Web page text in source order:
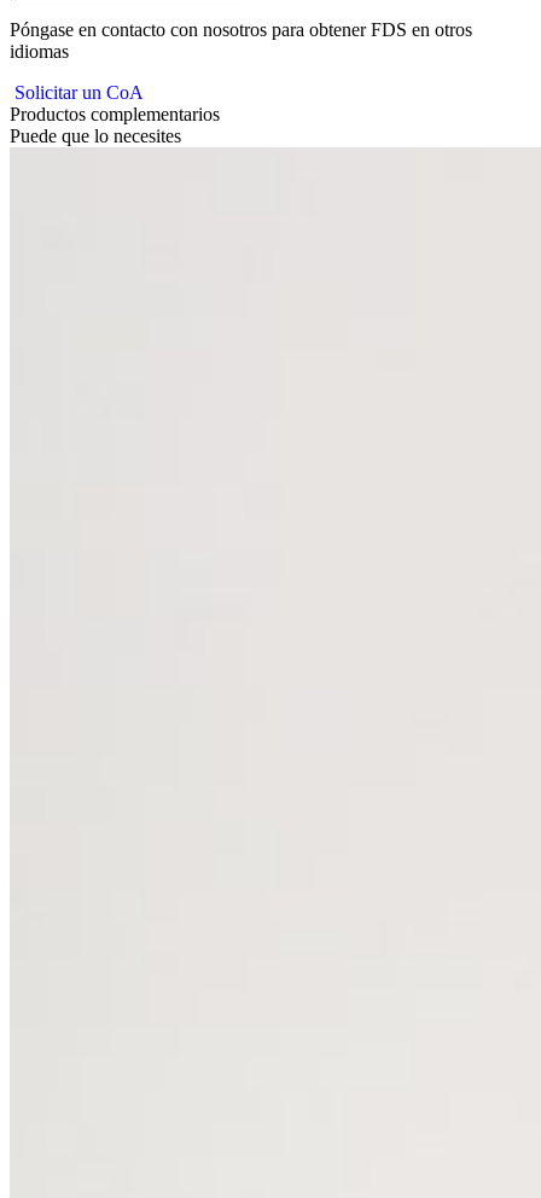
Póngase en contacto con nosotros para obtener FDS en otros
idiomas
Solicitar un CoA
Productos complementarios
Puede que lo necesites